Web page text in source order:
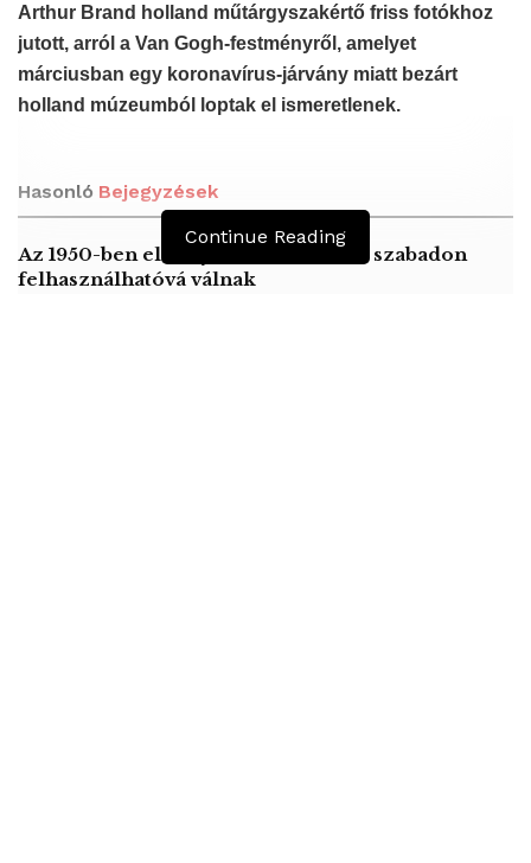
Arthur Brand holland műtárgyszakértő friss fotókhoz
jutott, arról a Van Gogh-festményről, amelyet
márciusban egy koronavírus-járvány miatt bezárt
holland múzeumból loptak el ismeretlenek.
Hasonló Bejegyzések
Az 1950-ben elhunyt alkotók művei szabadon
felhasználhatóvá válnak
Continue Reading